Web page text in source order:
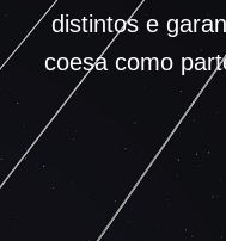
distintos e
coesa como